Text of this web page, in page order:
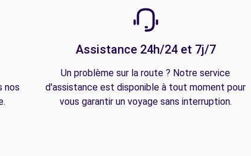
nos
Assistance 24h/24 et 7j/7
Un problème sur la route ? Notre service
d'assistance est disponible à tout moment pour
vous garantir un voyage sans interruption.